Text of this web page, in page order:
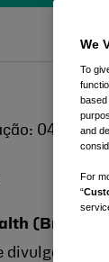
04 de
(Brazil)
divulgamos
We
To
based
and
For
“